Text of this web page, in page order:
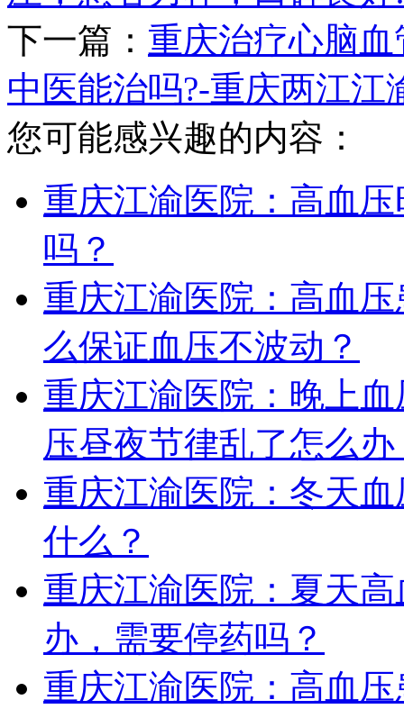
下一篇： 重庆治疗心脑
中医能治吗?-重庆两江
您可能感兴趣的内容：
重庆江渝医院：高血
吗？
重庆江渝医院：高血
么保证血压不波动？
重庆江渝医院：晚上
压昼夜节律乱了怎么办
重庆江渝医院：冬天
什么？
重庆江渝医院：夏天
办，需要停药吗？
重庆江渝医院：高血